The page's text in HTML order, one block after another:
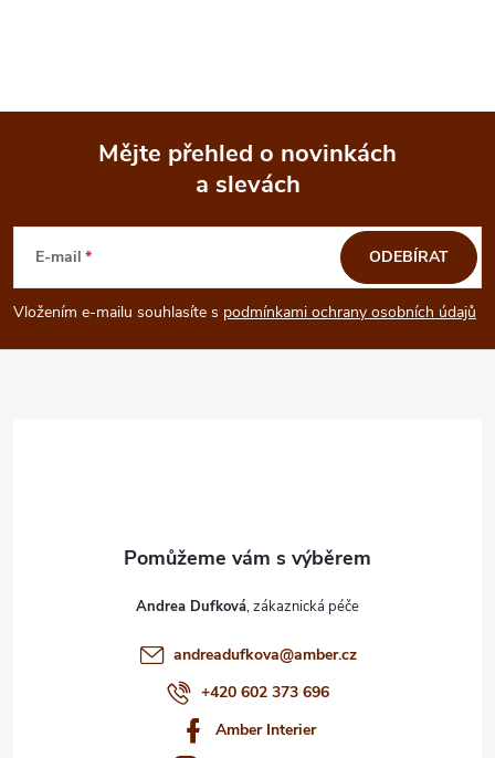
p
Mějte přehled o novinkách
a slevách
E-mail
Vložením e-mailu souhlasíte s podmínkami ochrany osobních údajů
ODEBÍRAT
Andrea Dufková
andreadufkova@amber.cz
+420 602 373 696
Amber Interier